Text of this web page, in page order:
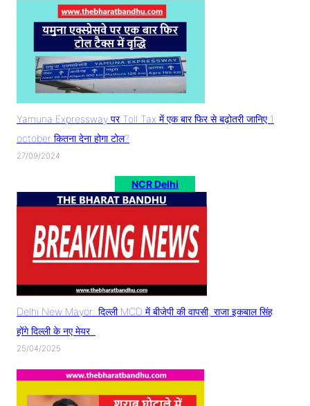
Yamuna Expressway पर Toll Tax में एक बार फिर से बढ़ोतरी जानिए 1
october कितना देना होगा टोल?
27/09/2024
NCR Delhi
Delhi New Mayor: दिल्ली MCD में बीजेपी की वापसी, राजा इकबाल सिंह
होंगे दिल्ली के नए मेयर..
25/04/2025